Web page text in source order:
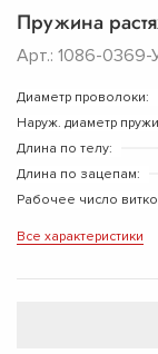
Пружина
Арт.: 1086-0369-
Диаметр проволоки:
Наруж. диаметр
Длина по телу:
Длина по зацепам:
Рабочее число
Все характеристики